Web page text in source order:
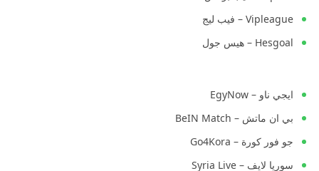
Vipleague – فيب ليج
Hesgoal – هيس جول
ايجي ناو – EgyNow
بي ان ماتش – BeIN Match
جو فور كورة – Go4Kora
سوريا لايف – Syria Live